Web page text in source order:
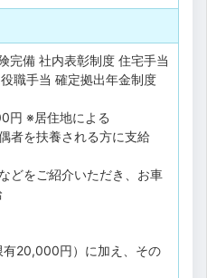
完備 社内表彰制度 住宅手当
役職手当 確定拠出年金制度
円 ※居住地による
者を扶養される方に支給
どをご紹介いただき、お車
20,000円）に加え、その